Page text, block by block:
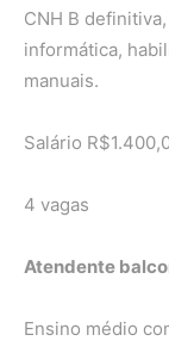
CNH B
informática,
manuais.
Salário
4 vagas
Atendente
Ensino médio